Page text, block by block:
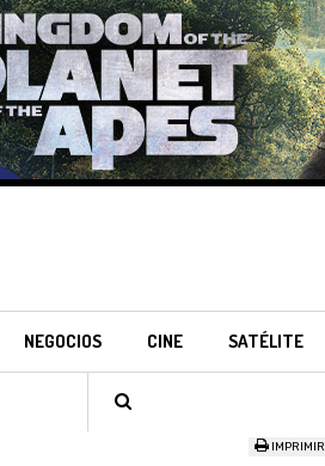
NEGOCIOS CINE SATÉLITE
IMPRIMIR